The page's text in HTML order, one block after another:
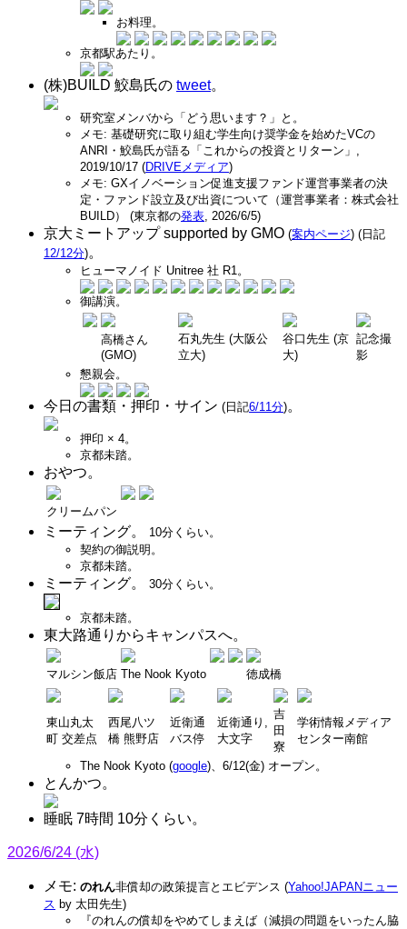
お料理。
京都駅あたり。
(株)BUILD 鮫島氏の tweet。
研究室メンバから「どう思います？」と。
メモ: 基礎研究に取り組む学生向け奨学金を始めたVCの
ANRI・鮫島氏が語る「これからの投資とリターン」,
2019/10/17 (DRIVEメディア)
メモ: GXイノベーション促進支援ファンド運営事業者の決
定・ファンド設立及び出資について（運営事業者：株式会社
BUILD） (東京都の発表, 2026/6/5)
京大ミートアップ supported by GMO (案内ページ) (日記
12/12分)。
ヒューマノイド Unitree 社 R1。
御講演。
高橋さん
(GMO)
石丸先生 (大阪公
立大)
谷口先生 (京
大)
記念撮
影
懇親会。
今日の書類・押印・サイン (日記6/11分)。
押印 × 4。
京都未踏。
おやつ。
クリームパン
ミーティング。
10分くらい。
契約の御説明。
京都未踏。
ミーティング。 30分くらい。
京都未踏。
東大路通りからキャンパスへ。
マルシン飯店 The Nook Kyoto 徳成橋
東山丸太
町 交差点
西尾八ツ
橋 熊野店
近衛通
バス停
近衛通り,
大文字
吉
田
寮
学術情報メディア
センター南館
The Nook Kyoto (google)、6/12(金) オープン。
とんかつ。
睡眠 7時間 10分くらい。
2026/6/24 (水)
メモ: のれん非償却の政策提言とエビデンス (Yahoo!JAPANニュー
ス by 太田先生)
『のれんの償却をやめてしまえば（減損の問題をいったん脇